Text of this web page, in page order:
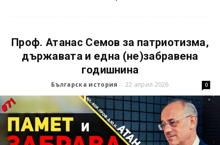
Проф. Атанас Семов за патриотизма,
държавата и една (не)забравена
годишнина
Българска история - 22 април 2026 0